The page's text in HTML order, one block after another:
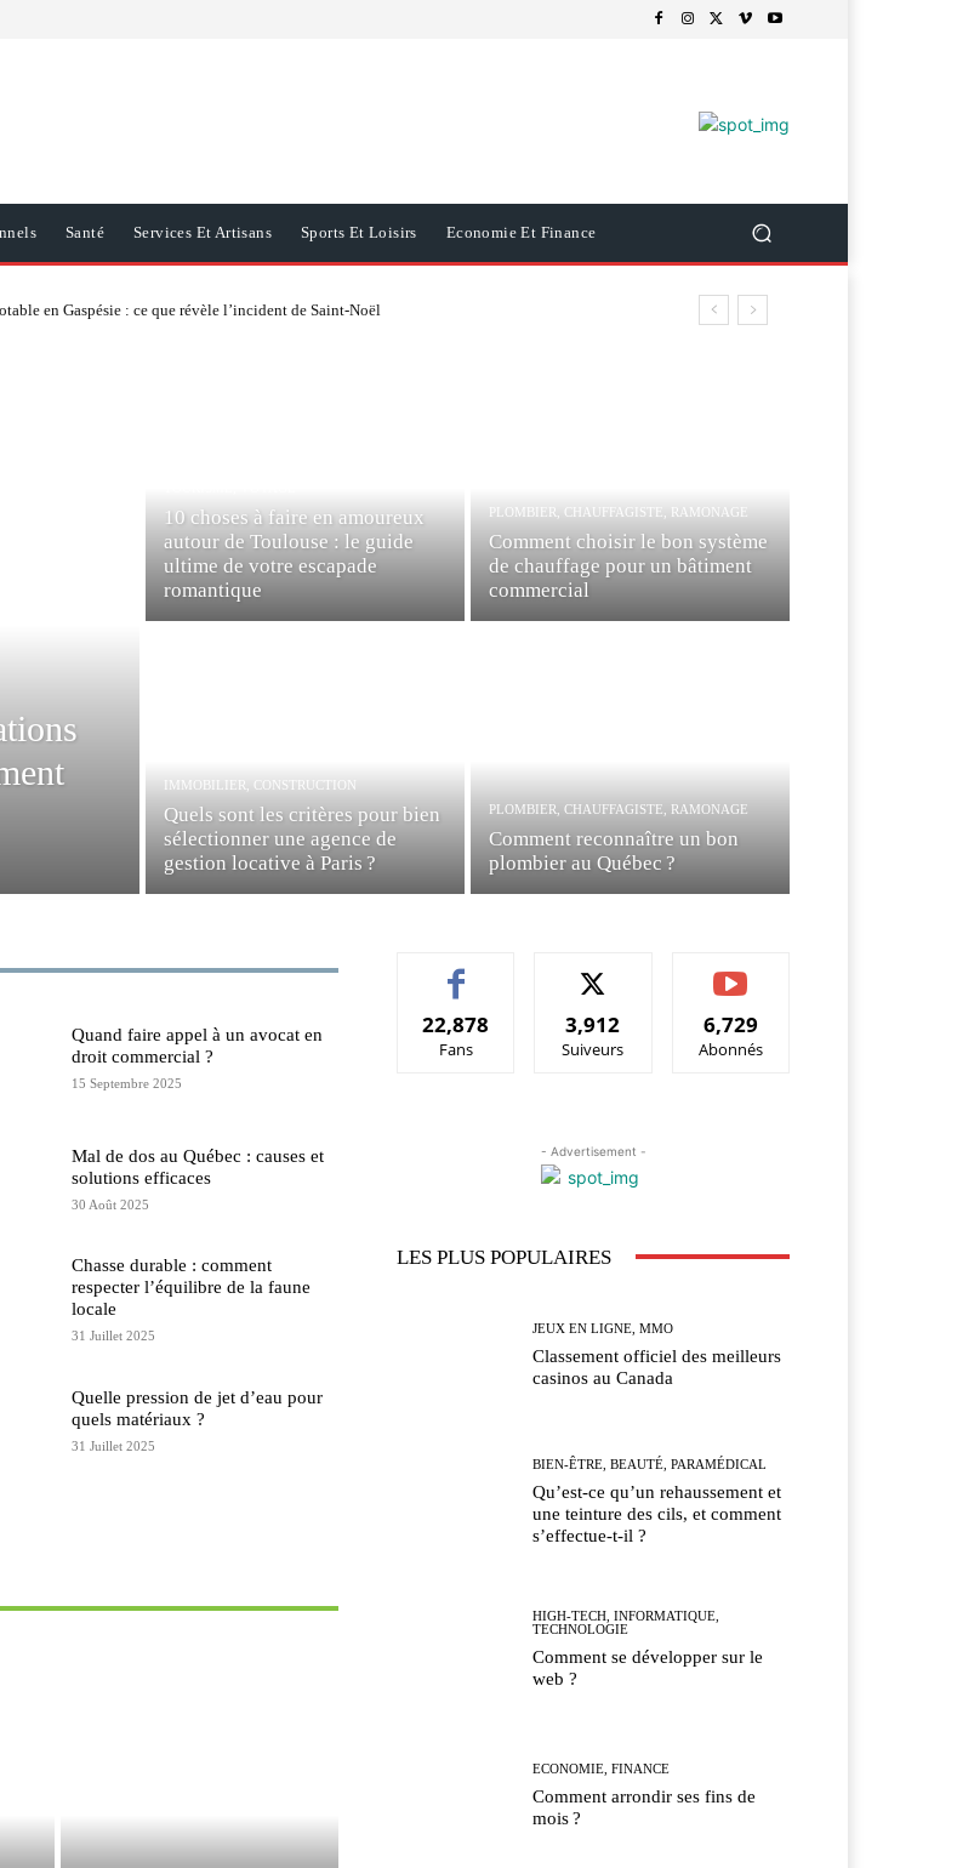
Santé Services Et Artisans Sports Et Loisirs Economie Et Finance
en Gaspésie : ce que révèle l’incident de Saint-Noël
10 choses à faire en amoureux
autour de Toulouse : le guide
ultime de votre escapade
romantique
PLOMBIER, CHAUFFAGISTE, RAMONAGE
Comment choisir le bon système
de chauffage pour un bâtiment
commercial
IMMOBILIER, CONSTRUCTION
Quels sont les critères pour bien
sélectionner une agence de
gestion locative à Paris ?
PLOMBIER, CHAUFFAGISTE, RAMONAGE
Comment reconnaître un bon
plombier au Québec ?
Quand faire appel à un avocat en
droit commercial ?
15 Septembre 2025
Mal de dos au Québec : causes et
solutions efficaces
30 Août 2025
Chasse durable : comment
respecter l’équilibre de la faune
locale
31 Juillet 2025
Quelle pression de jet d’eau pour
quels matériaux ?
31 Juillet 2025
22,878
Fans
3,912
Suiveurs
6,729
Abonnés
- Advertisement -
LES PLUS POPULAIRES
JEUX EN LIGNE, MMO
Classement officiel des meilleurs
casinos au Canada
BIEN-ÊTRE, BEAUTÉ, PARAMÉDICAL
Qu’est-ce qu’un rehaussement et
une teinture des cils, et comment
s’effectue-t-il ?
HIGH-TECH, INFORMATIQUE,
TECHNOLOGIE
Comment se développer sur le
web ?
ECONOMIE, FINANCE
Comment arrondir ses fins de
mois ?